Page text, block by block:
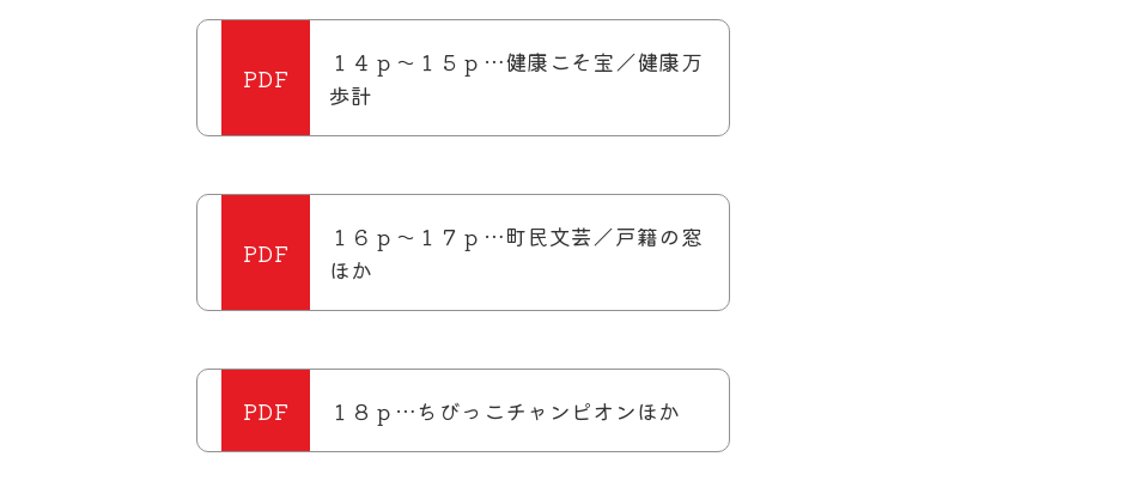
１４ｐ～１５ｐ…健康こそ宝／健康万
歩計
１６ｐ～１７ｐ…町民文芸／戸籍の窓
ほか
１８ｐ…ちびっこチャンピオンほか